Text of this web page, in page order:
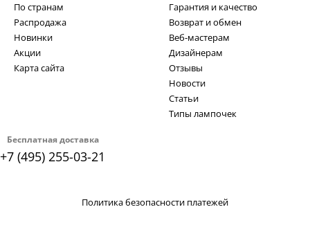
Бесплатная доставка
+7 (495) 255-03-21
По странам
Распродажа
Новинки
Акции
Карта сайта
Гарантия и качество
Возврат и обмен
Веб-мастерам
Дизайнерам
Отзывы
Новости
Статьи
Типы лампочек
Политика безопасности платежей